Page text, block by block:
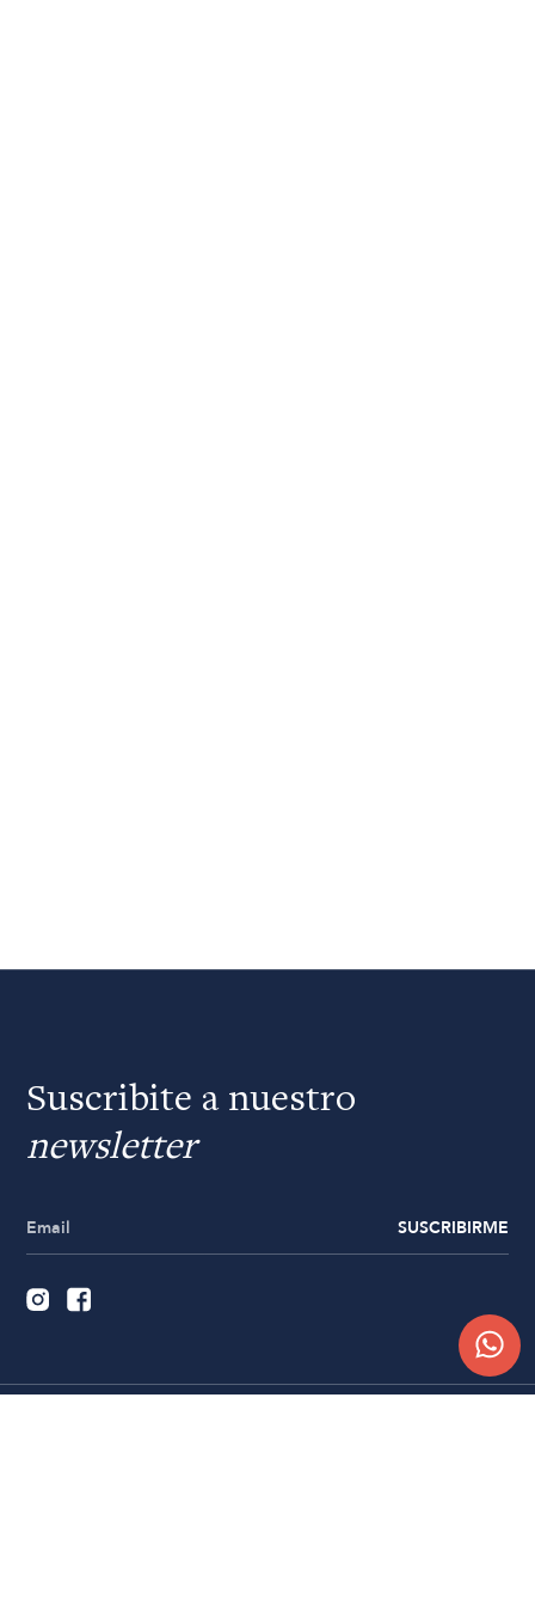
Suscribite a nuestro
newsletter
SUSCRIBIRME